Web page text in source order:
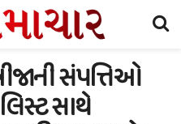
સંપત્તિઓ
સાથે